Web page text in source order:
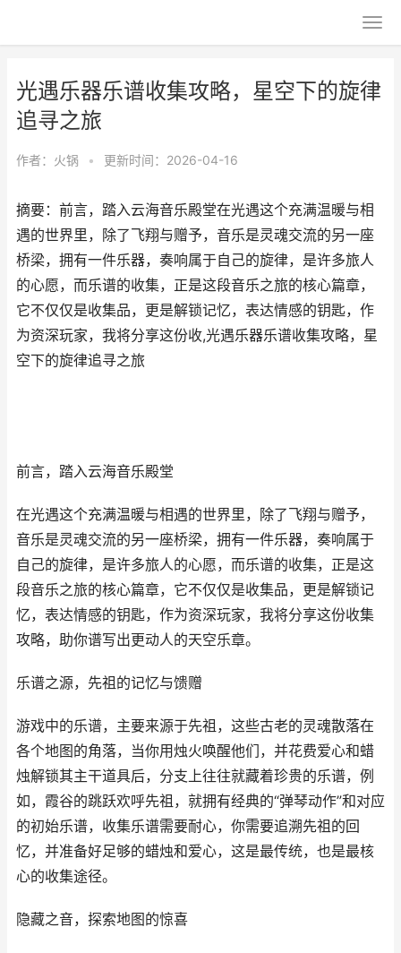
光遇乐器乐谱收集攻略，星空下的旋律
追寻之旅
作者： 火锅 • 更新时间：2026-04-16
摘要：前言，踏入云海音乐殿堂在光遇这个充满温暖与相
遇的世界里，除了飞翔与赠予，音乐是灵魂交流的另一座
桥梁，拥有一件乐器，奏响属于自己的旋律，是许多旅人
的心愿，而乐谱的收集，正是这段音乐之旅的核心篇章，
它不仅仅是收集品，更是解锁记忆，表达情感的钥匙，作
为资深玩家，我将分享这份收,光遇乐器乐谱收集攻略，星
空下的旋律追寻之旅
前言，踏入云海音乐殿堂
在光遇这个充满温暖与相遇的世界里，除了飞翔与赠予，
音乐是灵魂交流的另一座桥梁，拥有一件乐器，奏响属于
自己的旋律，是许多旅人的心愿，而乐谱的收集，正是这
段音乐之旅的核心篇章，它不仅仅是收集品，更是解锁记
忆，表达情感的钥匙，作为资深玩家，我将分享这份收集
攻略，助你谱写出更动人的天空乐章。
乐谱之源，先祖的记忆与馈赠
游戏中的乐谱，主要来源于先祖，这些古老的灵魂散落在
各个地图的角落，当你用烛火唤醒他们，并花费爱心和蜡
烛解锁其主干道具后，分支上往往就藏着珍贵的乐谱，例
如，霞谷的跳跃欢呼先祖，就拥有经典的“弹琴动作”和对应
的初始乐谱，收集乐谱需要耐心，你需要追溯先祖的回
忆，并准备好足够的蜡烛和爱心，这是最传统，也是最核
心的收集途径。
隐藏之音，探索地图的惊喜